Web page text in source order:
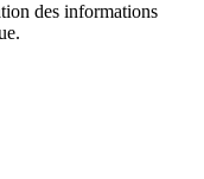
des informations